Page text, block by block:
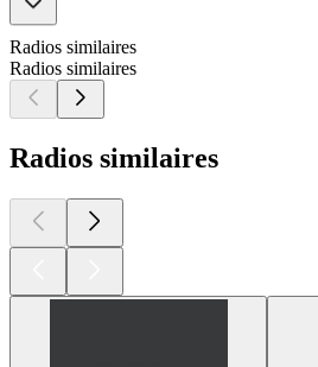
Radios similaires
Radios similaires
Radios similaires